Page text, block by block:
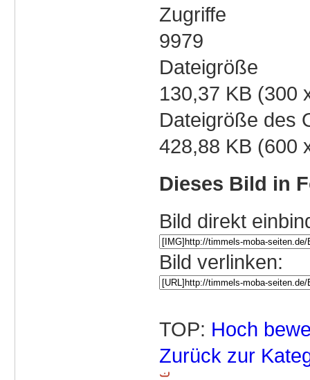
Zugriffe
9979
Dateigröße
130,37 KB (300
Dateigröße des
428,88 KB (600
Dieses Bild in
Bild direkt
Bild verlinken:
TOP: Hoch
Zurück zur